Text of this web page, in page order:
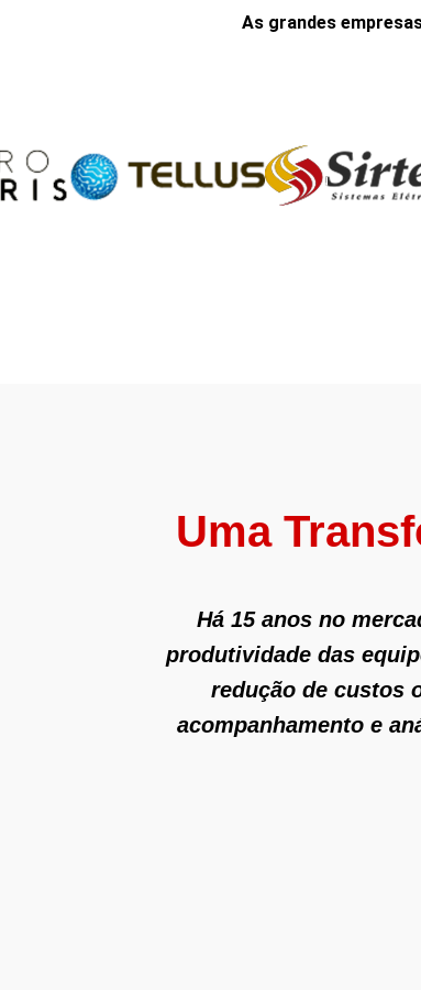
As grandes
Uma
Há 15 anos no
produtividade das
redução de custos
acompanhamento e